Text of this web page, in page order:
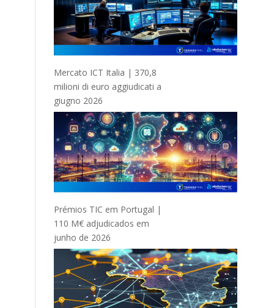
Mercato ICT Italia | 370,8
milioni di euro aggiudicati a
giugno 2026
Prémios TIC em Portugal |
110 M€ adjudicados em
junho de 2026